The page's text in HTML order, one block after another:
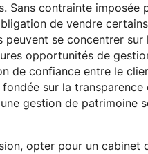
Sans contrainte imposée
de vendre
peuvent se concentrer sur
opportunités de
de confiance entre le
fondée sur la
gestion de patrimoine
opter pour un cabinet